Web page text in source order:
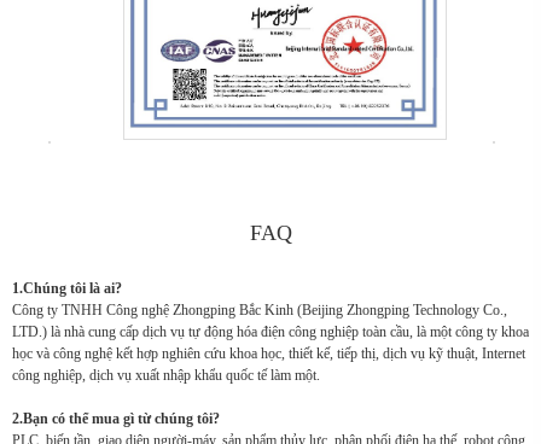
FAQ
1.Chúng tôi là ai?
Công ty TNHH Công nghệ Zhongping Bắc Kinh (Beijing Zhongping Technology Co.,
LTD.) là nhà cung cấp dịch vụ tự động hóa điện công nghiệp toàn cầu, là một công ty khoa
học và công nghệ kết hợp nghiên cứu khoa học, thiết kế, tiếp thị, dịch vụ kỹ thuật, Internet
công nghiệp, dịch vụ xuất nhập khẩu quốc tế làm một.
2.Bạn có thể mua gì từ chúng tôi?